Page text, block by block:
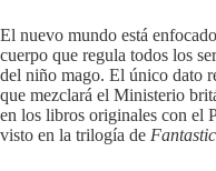
El nuevo mundo está
cuerpo que regula todos los
del niño mago. El único dato
que mezclará el Ministerio
en los libros originales con el
visto en la trilogía de